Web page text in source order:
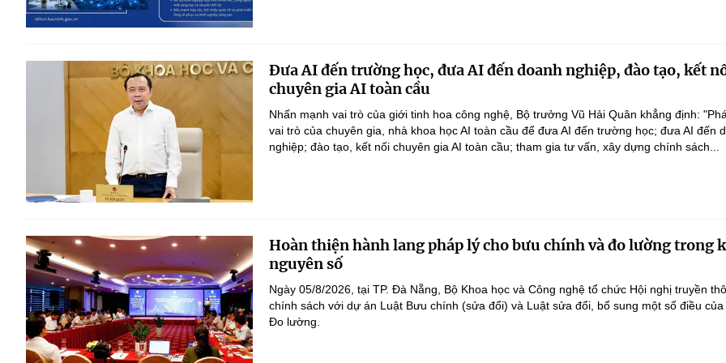
Đưa AI đến trường học, đưa AI đến doanh nghiệp, đào tạo, kết
chuyên gia AI toàn cầu
Nhấn mạnh vai trò của giới tinh hoa công nghệ, Bộ trưởng Vũ Hải Quân khẳng định:
vai trò của chuyên gia, nhà khoa học AI toàn cầu để đưa AI đến trường học; đưa AI đến
nghiệp; đào tạo, kết nối chuyên gia AI toàn cầu; tham gia tư vấn, xây dựng chính sách...
Hoàn thiện hành lang pháp lý cho bưu chính và đo lường trong
nguyên số
Ngày 05/8/2026, tại TP. Đà Nẵng, Bộ Khoa học và Công nghệ tổ chức Hội nghị truyền
chính sách với dự án Luật Bưu chính (sửa đổi) và Luật sửa đổi, bổ sung một số điều của
Đo lường.